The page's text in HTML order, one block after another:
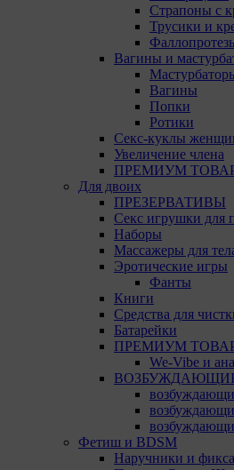
Страпоны с
Трусики и
Вагины и
Вагины
Попки
Ротики
Секс-куклы
Увеличение члена
ПРЕМИУМ
Для двоих
ПРЕЗЕРВАТИВЫ
Секс игрушки для
Наборы
Массажеры для
Эротические игры
Фанты
Книги
Средства для
Батарейки
ПРЕМИУМ
We-Vibe и
Фетиш и BDSM
Наручники и
15. Пользователь всегда может
с имеющимся у него вопросом, в
использования файлов сookie,
Общества:
Настройка cookie
Мы обрабатываем куки в
нижеуказанными целями и не
идентификации субъектов
Мы поручаем обрабатывать
указанных целей компаниям
Аналитические Cookie
Аналитические куки
предпочтения пользователей
которым мы поручаем